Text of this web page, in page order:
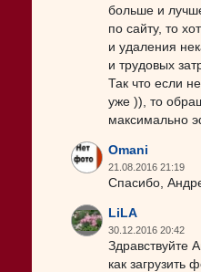
больше и
по сайту, то
и удаления
и трудовых
Так что если
уже )), то
максимально
Omani
21.08.2016 21:19
Спасибо,
LiLA
30.12.2016 20:42
Здравствуйте
как загрузить